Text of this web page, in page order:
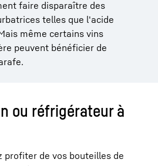
faire disparaître des
telles que l'acide
même certains vins
peuvent bénéficier de
ou réfrigérateur à
profiter de vos bouteilles de